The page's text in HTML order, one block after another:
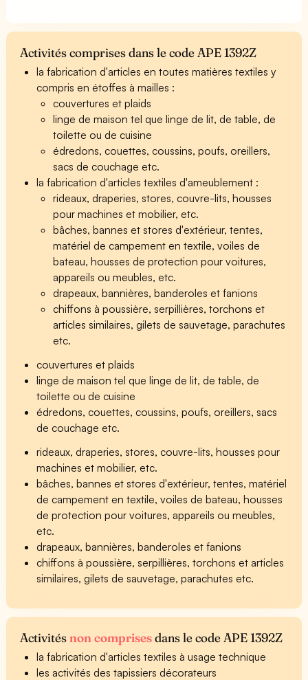
Activités comprises dans le code APE 1392Z
la fabrication d'articles en toutes matières textiles y
compris en étoffes à mailles :
couvertures et plaids
linge de maison tel que linge de lit, de table, de
toilette ou de cuisine
édredons, couettes, coussins, poufs, oreillers,
sacs de couchage etc.
la fabrication d'articles textiles d'ameublement :
rideaux, draperies, stores, couvre-lits, housses
pour machines et mobilier, etc.
bâches, bannes et stores d'extérieur, tentes,
matériel de campement en textile, voiles de
bateau, housses de protection pour voitures,
appareils ou meubles, etc.
drapeaux, bannières, banderoles et fanions
chiffons à poussière, serpillières, torchons et
articles similaires, gilets de sauvetage, parachutes
etc.
couvertures et plaids
linge de maison tel que linge de lit, de table, de
toilette ou de cuisine
édredons, couettes, coussins, poufs, oreillers, sacs
de couchage etc.
rideaux, draperies, stores, couvre-lits, housses pour
machines et mobilier, etc.
bâches, bannes et stores d'extérieur, tentes, matériel
de campement en textile, voiles de bateau, housses
de protection pour voitures, appareils ou meubles,
etc.
drapeaux, bannières, banderoles et fanions
chiffons à poussière, serpillières, torchons et articles
similaires, gilets de sauvetage, parachutes etc.
Activitésnon comprisesdans le code APE 1392Z
la fabrication d'articles textiles à usage technique
les activités des tapissiers décorateurs